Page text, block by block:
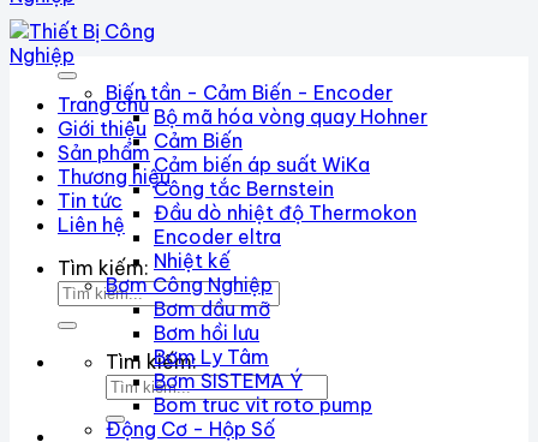
Trang chủ
Giới thiệu
Sản phẩm
Thương hiệu
Tin tức
Liên hệ
Tìm kiếm:
Tìm kiếm:
Biến tần - Cảm Biến - Encoder
Bộ mã hóa vòng quay Hohner
Cảm Biến
Cảm biến áp suất WiKa
Công tắc Bernstein
Đầu dò nhiệt độ Thermokon
Encoder eltra
Nhiệt kế
Bơm Công Nghiệp
Bơm dầu mỡ
Bơm hồi lưu
Bơm Ly Tâm
Bơm SISTEMA Ý
Bom truc vit roto pump
Động Cơ - Hộp Số